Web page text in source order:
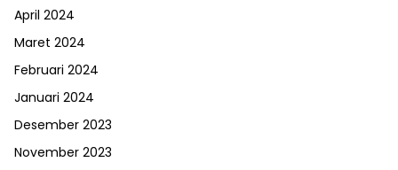
April 2024
Maret 2024
Februari 2024
Januari 2024
Desember 2023
November 2023